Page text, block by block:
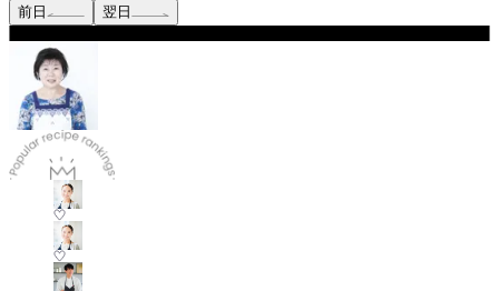
前日 翌日